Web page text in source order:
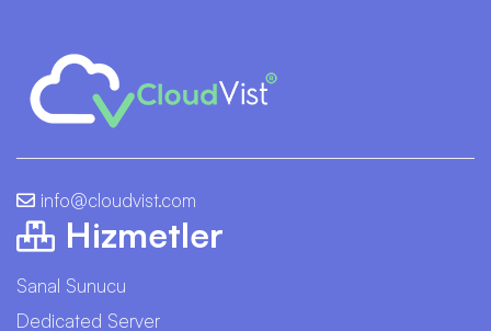
info@cloudvist.com
Hizmetler
Sanal Sunucu
Dedicated Server